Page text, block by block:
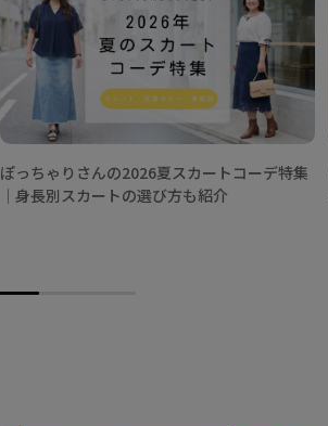
ぽっちゃりさんの2026夏スカートコーデ特集
│身長別スカートの選び方も紹介